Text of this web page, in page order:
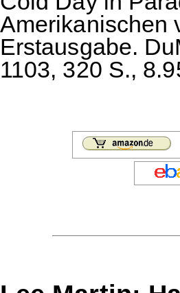
Amerikanischen
Erstausgabe.
1103, 320 S.,